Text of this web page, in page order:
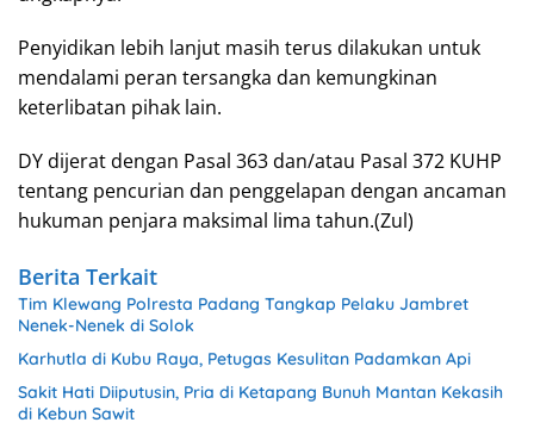
Penyidikan lebih lanjut masih terus dilakukan untuk
mendalami peran tersangka dan kemungkinan
keterlibatan pihak lain.
DY dijerat dengan Pasal 363 dan/atau Pasal 372 KUHP
tentang pencurian dan penggelapan dengan ancaman
hukuman penjara maksimal lima tahun.(Zul)
Berita Terkait
Tim Klewang Polresta Padang Tangkap Pelaku Jambret
Nenek-Nenek di Solok
Karhutla di Kubu Raya, Petugas Kesulitan Padamkan Api
Sakit Hati Diiputusin, Pria di Ketapang Bunuh Mantan Kekasih
di Kebun Sawit